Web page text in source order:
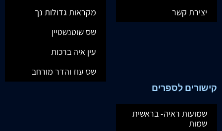
יצירת קשר
מקראות גדולות נך
שס שוטנשטיין
עין איה ברכות
שס עוז והדר מורחב
קישורים לספרים
שמועות ראיה- בראשית
שמות